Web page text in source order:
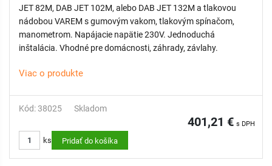
JET 82M, DAB JET 102M, alebo DAB JET 132M a tlakovou
nádobou VAREM s gumovým vakom, tlakovým spínačom,
manometrom. Napájacie napätie 230V. Jednoduchá
inštalácia. Vhodné pre domácnosti, záhrady, závlahy.
Viac o produkte
Kód: 38025 Skladom
401,21 € s DPH
ks Pridať do košíka